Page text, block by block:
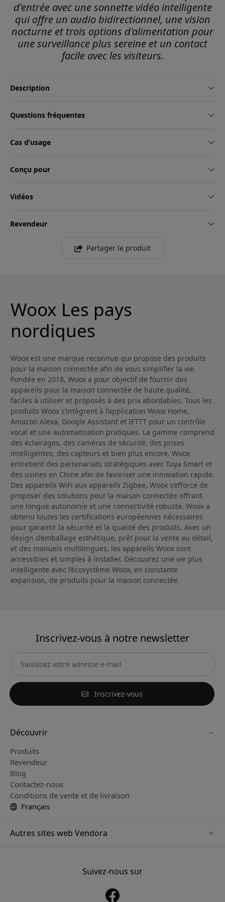
d'entrée avec une sonnette vidéo intelligente
qui offre un audio bidirectionnel, une vision
nocturne et trois options d'alimentation pour
une surveillance plus sereine et un contact
facile avec les visiteurs.
Description
Questions fréquentes
Cas d’usage
Conçu pour
Vidéos
Revendeur
Partager le produit
Woox Les pays
nordiques
Woox est une marque reconnue qui propose des produits
pour la maison connectée afin de vous simplifier la vie.
Fondée en 2018, Woox a pour objectif de fournir des
appareils pour la maison connectée de haute qualité,
faciles à utiliser et proposés à des prix abordables. Tous les
produits Woox s’intègrent à l’application Woox Home,
Amazon Alexa, Google Assistant et IFTTT pour un contrôle
vocal et une automatisation pratiques. La gamme comprend
des éclairages, des caméras de sécurité, des prises
intelligentes, des capteurs et bien plus encore. Woox
entretient des partenariats stratégiques avec Tuya Smart et
des usines en Chine afin de favoriser une innovation rapide.
Des appareils WiFi aux appareils Zigbee, Woox s’efforce de
proposer des solutions pour la maison connectée offrant
une longue autonomie et une connectivité robuste. Woox a
obtenu toutes les certifications européennes nécessaires
pour garantir la sécurité et la qualité des produits. Avec un
design d’emballage esthétique, prêt pour la vente au détail,
et des manuels multilingues, les appareils Woox sont
accessibles et simples à installer. Découvrez une vie plus
intelligente avec l’écosystème Woox, en constante
expansion, de produits pour la maison connectée.
Inscrivez-vous à notre newsletter
Inscrivez-vous
Découvrir
Produits
Revendeur
Blog
Contactez-nous
Conditions de vente et de livraison
Français
Autres sites web Vendora
www.brydgenordic.seSuivez-nous sur